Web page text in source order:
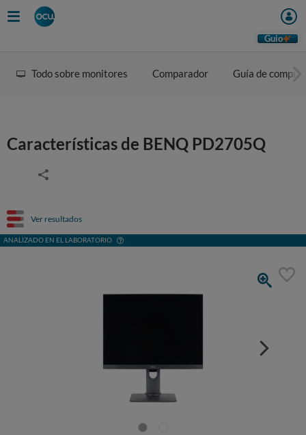
Guio
Todo sobre monitores Comparador Guía de compra
Características de BENQ PD2705Q
Ver resultados
ANALIZADO EN EL LABORATORIO